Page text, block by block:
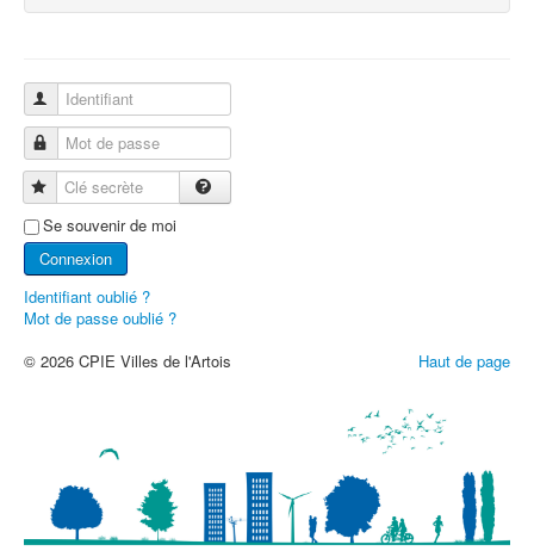
Identifiant
Mot de passe
Clé secrète
Se souvenir de moi
Connexion
Identifiant oublié ?
Mot de passe oublié ?
Haut de page
© 2026 CPIE Villes de l'Artois